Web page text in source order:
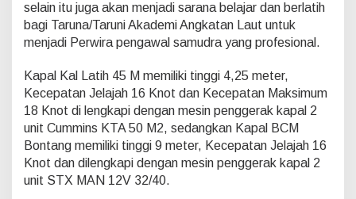
selain itu juga akan menjadi sarana belajar dan berlatih
bagi Taruna/Taruni Akademi Angkatan Laut untuk
menjadi Perwira pengawal samudra yang profesional.
Kapal Kal Latih 45 M memiliki tinggi 4,25 meter,
Kecepatan Jelajah 16 Knot dan Kecepatan Maksimum
18 Knot di lengkapi dengan mesin penggerak kapal 2
unit Cummins KTA 50 M2, sedangkan Kapal BCM
Bontang memiliki tinggi 9 meter, Kecepatan Jelajah 16
Knot dan dilengkapi dengan mesin penggerak kapal 2
unit STX MAN 12V 32/40.